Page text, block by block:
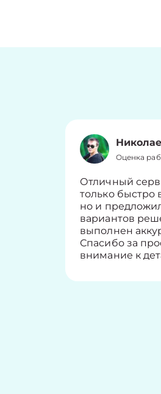
Оценка
Отличный
только
но и
вариантов
выполнен
Спасибо за
внимание к